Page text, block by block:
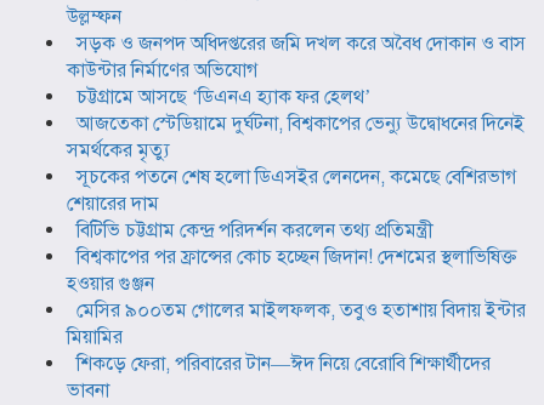
উল্লম্ফন
সড়ক ও জনপদ অধিদপ্তরের জমি দখল করে অবৈধ দোকান ও বাস
কাউন্টার নির্মাণের অভিযোগ
চট্টগ্রামে আসছে ‘ডিএনএ হ্যাক ফর হেলথ’
আজতেকা স্টেডিয়ামে দুর্ঘটনা, বিশ্বকাপের ভেন্যু উদ্বোধনের দিনেই
সমর্থকের মৃত্যু
সূচকের পতনে শেষ হলো ডিএসইর লেনদেন, কমেছে বেশিরভাগ
শেয়ারের দাম
বিটিভি চট্টগ্রাম কেন্দ্র পরিদর্শন করলেন তথ্য প্রতিমন্ত্রী
বিশ্বকাপের পর ফ্রান্সের কোচ হচ্ছেন জিদান! দেশমের স্থলাভিষিক্ত
হওয়ার গুঞ্জন
মেসির ৯০০তম গোলের মাইলফলক, তবুও হতাশায় বিদায় ইন্টার
মিয়ামির
শিকড়ে ফেরা, পরিবারের টান—ঈদ নিয়ে বেরোবি শিক্ষার্থীদের
ভাবনা